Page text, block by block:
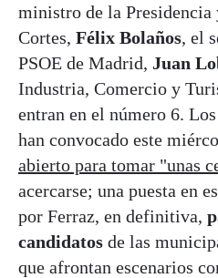
ministro de la Presidencia
Cortes, Félix Bolaños, el
PSOE de Madrid, Juan
Industria, Comercio y
entran en el número 6.
han convocado este
abierto para tomar "unas
acercarse; una puesta en
por Ferraz, en definitiva,
candidatos de las
que afrontan escenarios